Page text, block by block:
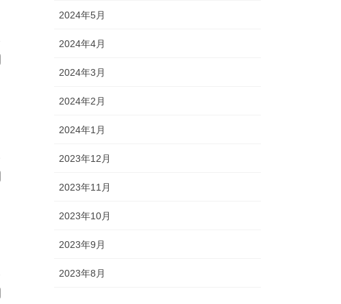
2024年5月
2024年4月
2024年3月
2024年2月
2024年1月
2023年12月
2023年11月
2023年10月
2023年9月
2023年8月